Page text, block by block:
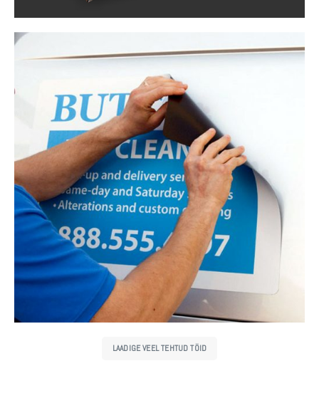
LAADIGE VEEL TEHTUD TÖID